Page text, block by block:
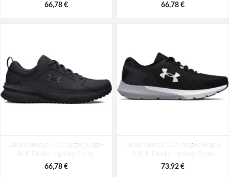
66,78 € 66,78 €
Under Armour UA Charged Edge-
BLK Pánske topánky čierne
66,78 €
Under Armour UA Charged Rogue
3-BLK Pánske topánky čierne
73,92 €